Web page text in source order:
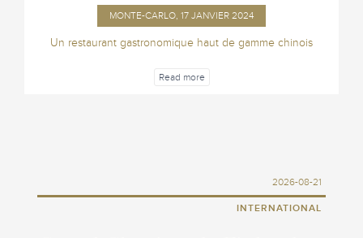
MONTE-CARLO, 17 JANVIER 2024
Un restaurant gastronomique haut de gamme chinois
Read more
2026-08-21
INTERNATIONAL